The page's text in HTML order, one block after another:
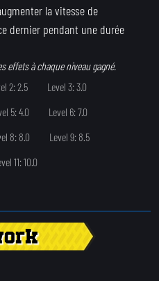
la vitesse de
dernier pendant une durée
effets à chaque niveau gagné.
2: 2.5
Level 3: 3.0
5: 4.0
Level 6: 7.0
8: 8.0
Level 9: 8.5
11: 10.0